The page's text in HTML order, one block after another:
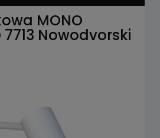
MONO
7713 Nowodvorski